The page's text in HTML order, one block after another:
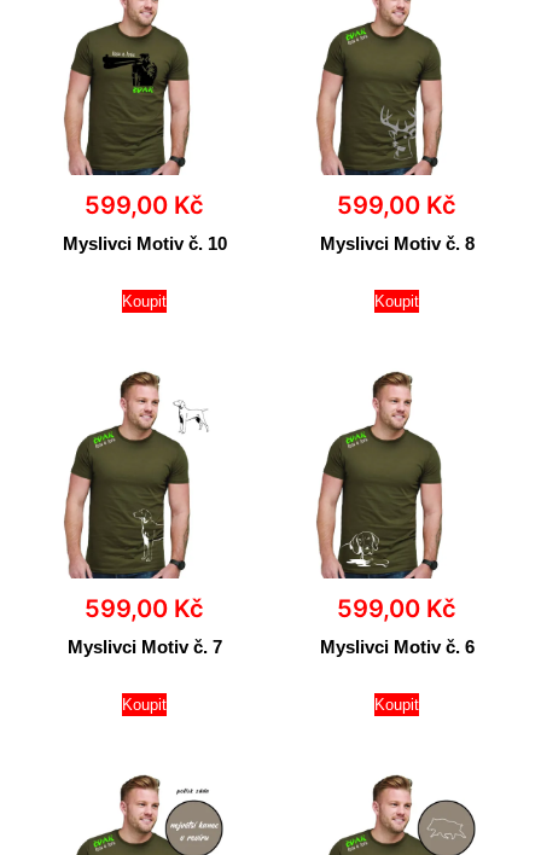
599,00 Kč
Myslivci Motiv č. 10
Koupit
599,00 Kč
Myslivci Motiv č. 8
Koupit
599,00 Kč
Myslivci Motiv č. 7
Koupit
599,00 Kč
Myslivci Motiv č. 6
Koupit